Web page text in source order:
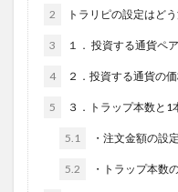
2 トラリピの設定はど
3 １． 投資する通貨ペ
4 ２．投資する通貨の
5 ３．トラップ本数と1
5.1 ・注文金額の設定
5.2 ・トラップ本数